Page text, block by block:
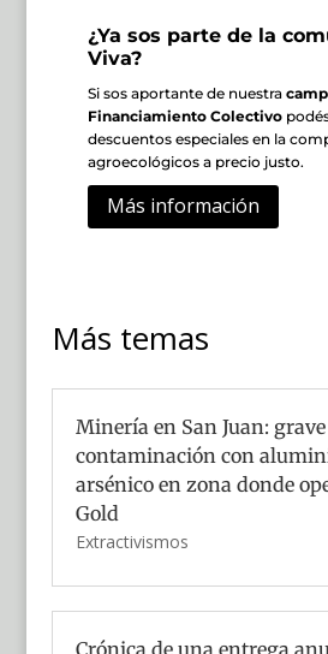
¿Ya sos parte de la
Viva?
Si sos aportante de nuestra
Financiamiento Colectivo
descuentos especiales en la
agroecológicos a precio justo.
Más información
Más temas
Minería en San Juan: grave
contaminación con
arsénico en zona donde
Gold
Extractivismos